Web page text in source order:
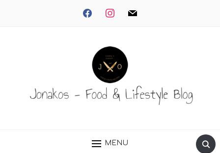
facebookinstagrammail
MENU